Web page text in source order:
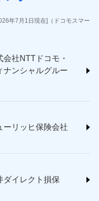
式会社
)
)
社
年7月1日現在]（ドコモスマー
会社NTTドコモ・
ナンシャルグルー
ーリッヒ保険会社
ダイレクト損保